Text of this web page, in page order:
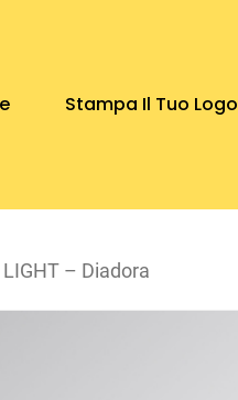
Stampa Il Tuo Logo
LIGHT – Diadora